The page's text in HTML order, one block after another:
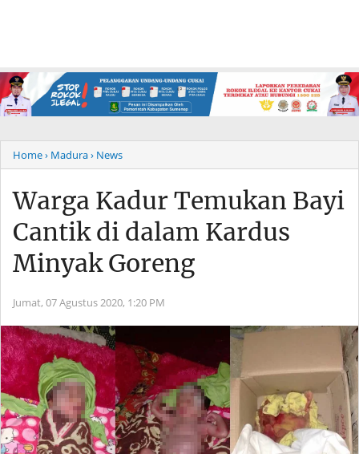
Home› Madura› News
Warga Kadur Temukan Bayi
Cantik di dalam Kardus
Minyak Goreng
Jumat, 07 Agustus 2020, 1:20 PM